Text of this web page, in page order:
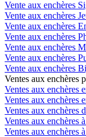
Vente aux enchères
Vente aux enchères
Vente aux enchères
Vente aux enchères
Vente aux enchères
Vente aux enchères
Vente aux enchères
Ventes aux enchères
Ventes aux enchères
Ventes aux enchères
Ventes aux enchères
Ventes aux enchères
Ventes aux enchères